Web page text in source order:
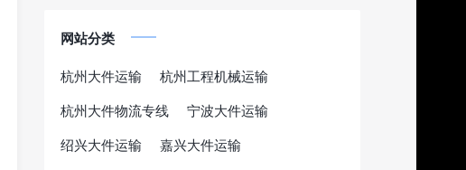
网站分类
杭州大件运输
杭州工程机械运输
杭州大件物流专线
宁波大件运输
绍兴大件运输
嘉兴大件运输